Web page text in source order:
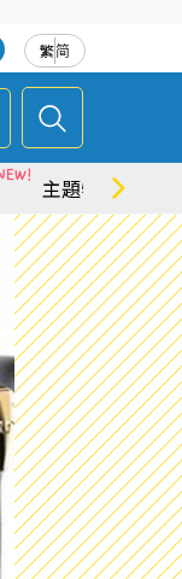
繁简
主題特集